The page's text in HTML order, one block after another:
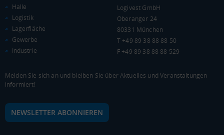
0 €
Bundesland
WIRTSCHAFTSKRAFT(STAND: 2018)
(LANDKREIS / KREISFREIE STADT)
Halle
Logistik
Lagerfläche
Gewerbe
Industrie
Logivest GmbH
Oberanger 24
80331 München
T +49 89 38 88 88 50
F +49 89 38 88 88 529
Melden Sie sich an und bleiben Sie über Aktuelles und Veranstaltungen
informiert!
NEWSLETTER ABONNIEREN